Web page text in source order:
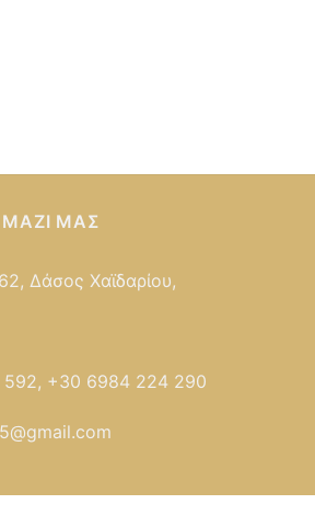
ΜΑΖΊ ΜΑΣ
Δάσος Χαϊδαρίου,
+30 6984 224 290